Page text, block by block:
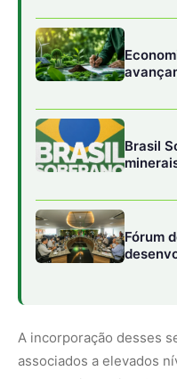
A incorporação desses
associados a elevados
avanço relevante na
submeter essas
a um sistema de
eficiência energética e
limpas.
campo exclusivamente
operam de forma
passa a ter um custo